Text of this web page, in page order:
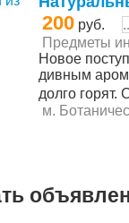
200 руб.
Предметы
Новое
дивным
долго горят.
м.